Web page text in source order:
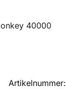
40000
Artikelnummer: